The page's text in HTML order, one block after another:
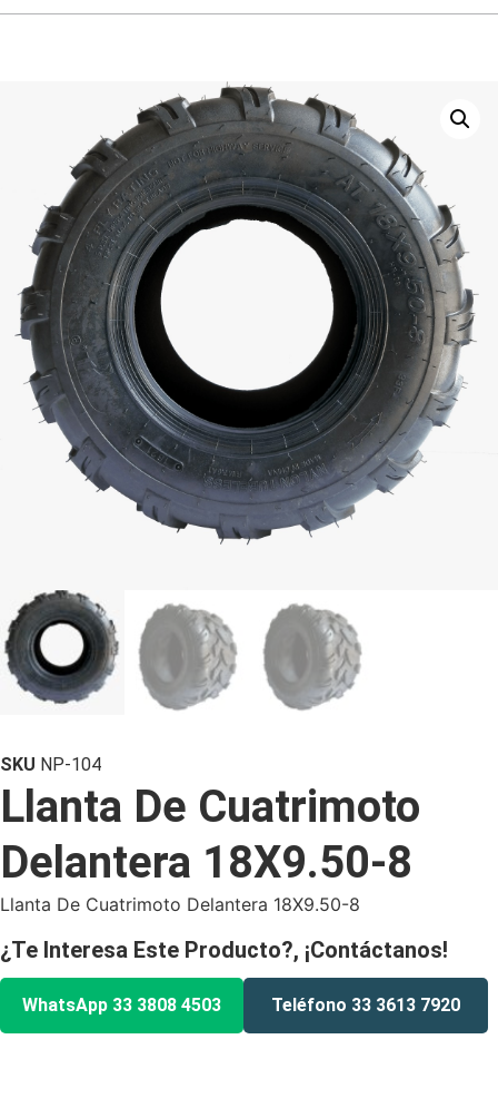
SKU NP-104
Llanta De Cuatrimoto
Delantera 18X9.50-8
Llanta De Cuatrimoto Delantera 18X9.50-8
¿Te Interesa Este Producto?, ¡Contáctanos!
WhatsApp 33 3808 4503 Teléfono 33 3613 7920